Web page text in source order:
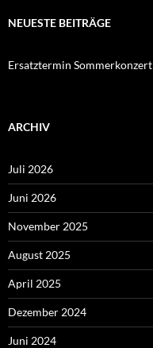
NEUESTE BEITRÄGE
Ersatztermin Sommerkonzert
ARCHIV
Juli 2026
Juni 2026
November 2025
August 2025
April 2025
Dezember 2024
Juni 2024